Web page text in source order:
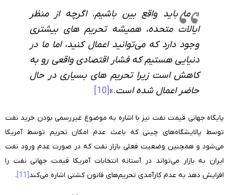
«ما باید واقع بین باشیم. اگرچه از منظر
ایالات متحده، همیشه تحریم های بیشتری
وجود دارد که می‌توانید اعمال کنید، اما ما در
دنیایی هستیم که فشار اقتصادی واقعی رو به
کاهش است زیرا تحریم های بسیاری در حال
حاضر اعمال شده است.»
پایگاه جهانی قیمت نفت نیز با اشاره به موضوع غیررسمی بودن خرید نفت
توسط پالایشگاه‌های چینی که باعث عدم امکان تحریم توسط آمریکا
می‌شود و همچنین وضعیت فعلی بازار نفت که در صورت عدم ورود نفت
ایران به بازار می‌تواند در آستانه انتخابات آمریکا قیمت جهانی نفت را
افزایش دهد به عدم کارآمدی تحریم‌های قانون کشتی اشاره می‌کند[11]
.